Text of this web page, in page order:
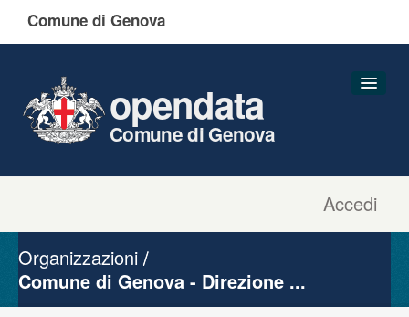
Comune di Genova
Accedi
opendata
Comune di Genova
Gruppi
Organizzazioni
Comune di Genova - Direzione ...